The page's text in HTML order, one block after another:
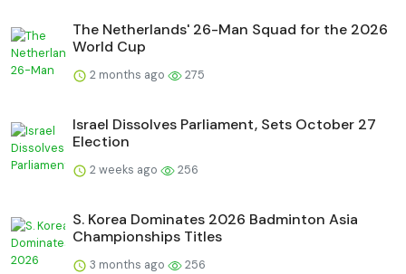
The Netherlands' 26-Man Squad for the 2026
World Cup
2 months ago 275
Israel Dissolves Parliament, Sets October 27
Election
2 weeks ago 256
S. Korea Dominates 2026 Badminton Asia
Championships Titles
3 months ago 256